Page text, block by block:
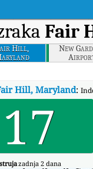
Fair
Hill,
New
Hill, Maryland:
17
strujazadnja 2 dana